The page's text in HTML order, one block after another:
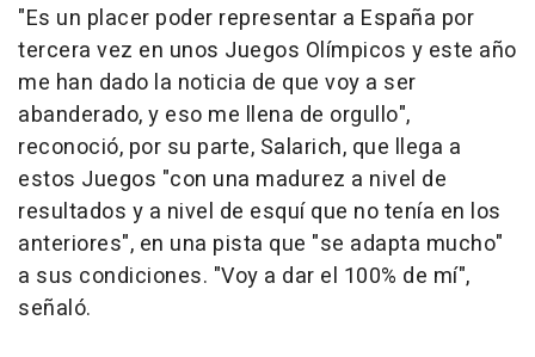
"Es un placer poder representar a España por
tercera vez en unos Juegos Olímpicos y este año
me han dado la noticia de que voy a ser
abanderado, y eso me llena de orgullo",
reconoció, por su parte, Salarich, que llega a
estos Juegos "con una madurez a nivel de
resultados y a nivel de esquí que no tenía en los
anteriores", en una pista que "se adapta mucho"
a sus condiciones. "Voy a dar el 100% de mí",
señaló.